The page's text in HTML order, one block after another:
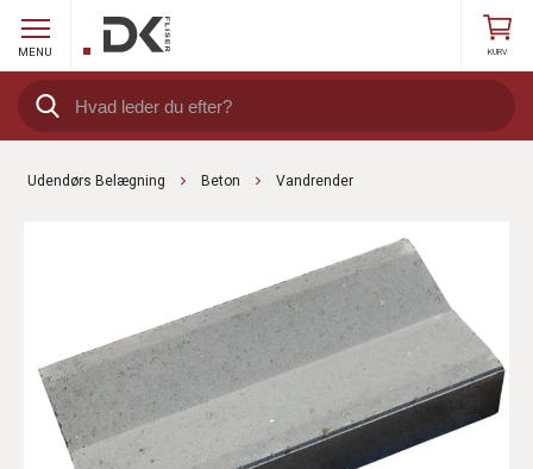
MENU KURV
Udendørs Belægning Beton Vandrender